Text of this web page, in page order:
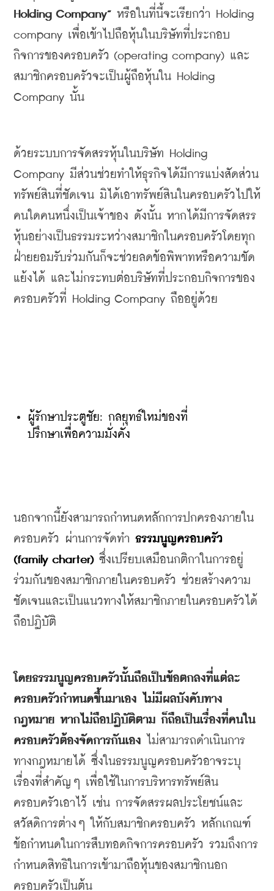
Holding Company” หรือในที่นี้จะเรียกว่า Holding
company เพื่อเข้าไปถือหุ้นในบริษัทที่ประกอบ
กิจการของครอบครัว (operating company) และ
สมาชิกครอบครัวจะเป็นผู้ถือหุ้นใน Holding
Company นั้น
ด้วยระบบการจัดสรรหุ้นในบริษัท Holding
Company มีส่วนช่วยทำให้ธุรกิจได้มีการแบ่งสัดส่วน
ทรัพย์สินที่ชัดเจน มิได้เอาทรัพย์สินในครอบครัวไปให้
คนใดคนหนึ่งเป็นเจ้าของ ดังนั้น หากได้มีการจัดสรร
หุ้นอย่างเป็นธรรมระหว่างสมาชิกในครอบครัวโดยทุก
ฝ่ายยอมรับร่วมกันก็จะช่วยลดข้อพิพาทหรือความขัด
แย้งได้ และไม่กระทบต่อบริษัทที่ประกอบกิจการของ
ครอบครัวที่ Holding Company ถืออยู่ด้วย
ผู้รักษาประตูชัย: กลยุทธ์ใหม่ของที่
ปรึกษาเพื่อความมั่งคั่ง
นอกจากนี้ยังสามารถกำหนดหลักการปกครองภายใน
ครอบครัว
ผ่านการจัดทำ ธรรมนูญครอบครัว
(family charter) ซึ่งเปรียบเสมือนกติกาในการอยู่
ร่วมกันของสมาชิกภายในครอบครัว ช่วยสร้างความ
ชัดเจนและเป็นแนวทางให้สมาชิกภายในครอบครัวได้
ถือปฏิบัติ
โดยธรรมนูญครอบครัวนั้นถือเป็นข้อตกลงที่แต่ละ
ครอบครัวกำหนดขึ้นมาเอง
ไม่มีผลบังคับทาง
กฎหมาย หากไม่ถือปฏิบัติตาม ก็ถือเป็นเรื่องที่คนใน
ครอบครัวต้องจัดการกันเอง
ไม่สามารถดำเนินการ
ทางกฎหมายได้ ซึ่งในธรรมนูญครอบครัวอาจระบุ
เรื่องที่สำคัญๆ เพื่อใช้ในการบริหารทรัพย์สิน
ครอบครัวเอาไว้
เช่น การจัดสรรผลประโยชน์และ
สวัสดิการต่างๆ
ให้กับสมาชิกครอบครัว หลักเกณฑ์
ข้อกำหนดในการสืบทอดกิจการครอบครัว รวมถึงการ
กำหนดสิทธิในการเข้ามาถือหุ้นของสมาชิกนอก
ครอบครัวเป็นต้น